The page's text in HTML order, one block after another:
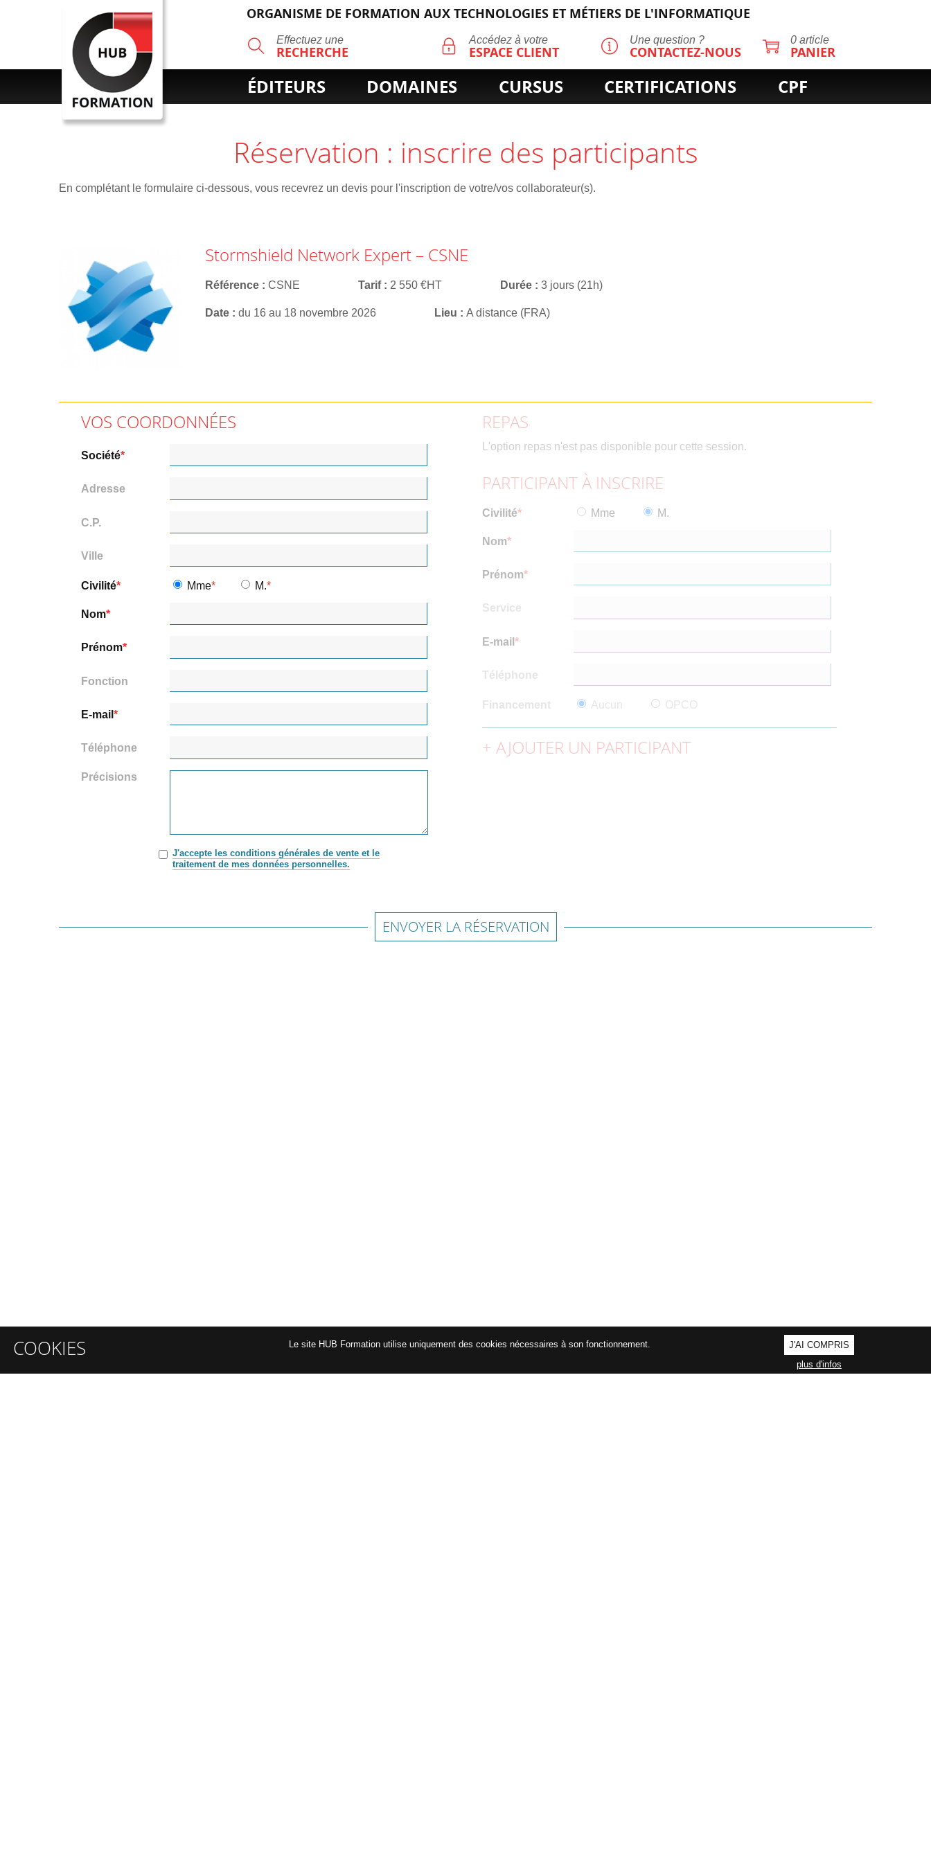
ORGANISME DE FORMATION AUX TECHNOLOGIES ET MÉTIERS DE L'INFORMATIQUE
Effectuez une
RECHERCHE
RECHERCHE Accédez à votre
ESPACE CLIENT
Une question ?
CONTACTEZ-NOUS
0 article
PANIER
ÉDITEURS DOMAINES CURSUS CERTIFICATIONS CPF
Réservation : inscrire des participants
En complétant le formulaire ci-dessous, vous recevrez un devis pour l'inscription de votre/vos collaborateur(s).
Stormshield Network Expert – CSNE
Référence CSNE Tarif 2 550 €HT Durée 3 jours (21h)
Date du 16 au 18 novembre 2026 Lieu A distance (FRA)
VOS COORDONNÉES
Société
Adresse
C.P.
Ville
Civilité Mme M.
Nom
Prénom
Fonction
E-mail
Téléphone
Précisions
J'accepte les conditions générales de vente et le
traitement de mes données personnelles.
REPAS
L'option repas n'est pas disponible pour cette session.
PARTICIPANT À INSCRIRE
Civilité Mme M.
Nom
Prénom
Service
E-mail
Téléphone
Financement Aucun OPCO
AJOUTER UN PARTICIPANT
ENVOYER LA RÉSERVATION
COOKIES Le site HUB Formation utilise uniquement des cookies nécessaires à son fonctionnement.
J'AI COMPRIS
plus d'infos